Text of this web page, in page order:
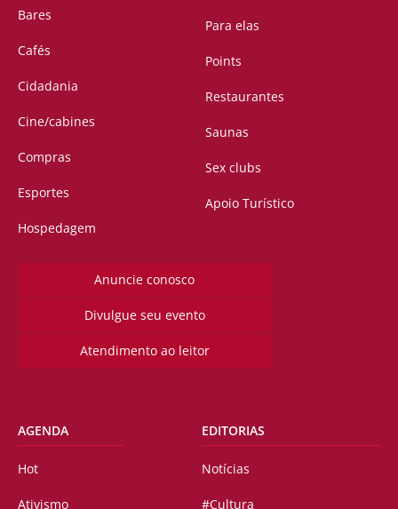
Bares
Cafés
Cidadania
Cine/cabines
Compras
Esportes
Hospedagem
Para elas
Points
Restaurantes
Saunas
Sex clubs
Apoio Turístico
Anuncie conosco
Divulgue seu evento
Atendimento ao leitor
AGENDA
Hot
Ativismo
EDITORIAS
Notícias
#Cultura